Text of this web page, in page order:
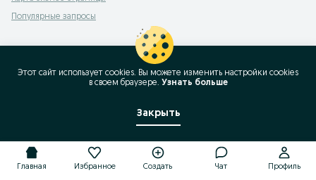
Популярные запросы
Главная Избранное Создать Чат Профиль
Этот сайт использует cookies. Вы можете изменить настройки cookies
в своeм браузере. Узнать больше
Закрыть